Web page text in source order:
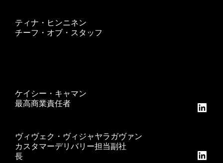
ティナ・ヒンニネン
チーフ・オブ・スタッフ
ケイシー・キャマン
最高商業責任者
ヴィヴェク・ヴィジャヤラガヴァン
カスタマーデリバリー担当副社
長